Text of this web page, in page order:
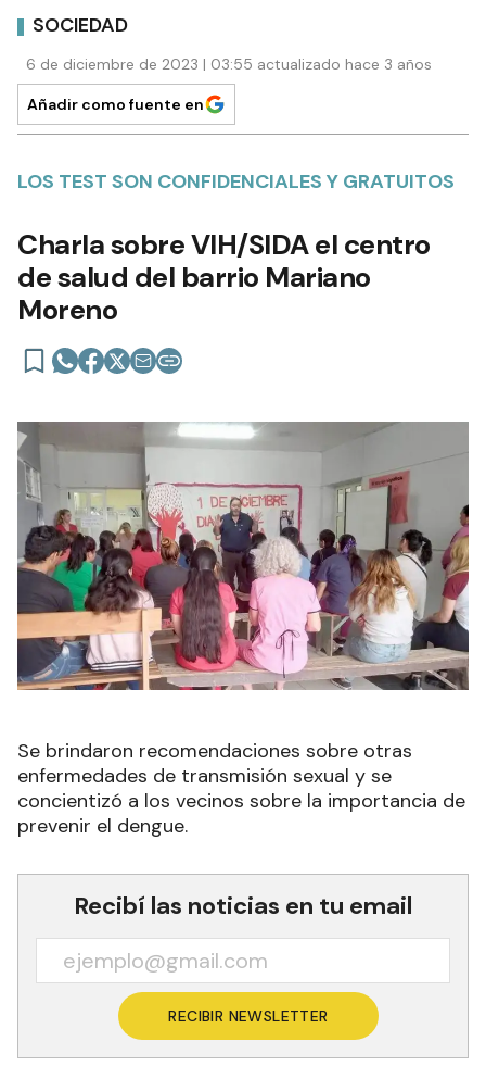
SOCIEDAD
6 de diciembre de 2023 | 03:55 actualizado hace 3 años
Añadir como fuente en
LOS TEST SON CONFIDENCIALES Y GRATUITOS
Charla sobre VIH/SIDA el centro
de salud del barrio Mariano
Moreno
Se brindaron recomendaciones sobre otras
enfermedades de transmisión sexual y se
concientizó a los vecinos sobre la importancia de
prevenir el dengue.
Recibí las noticias en tu email
RECIBIR NEWSLETTER